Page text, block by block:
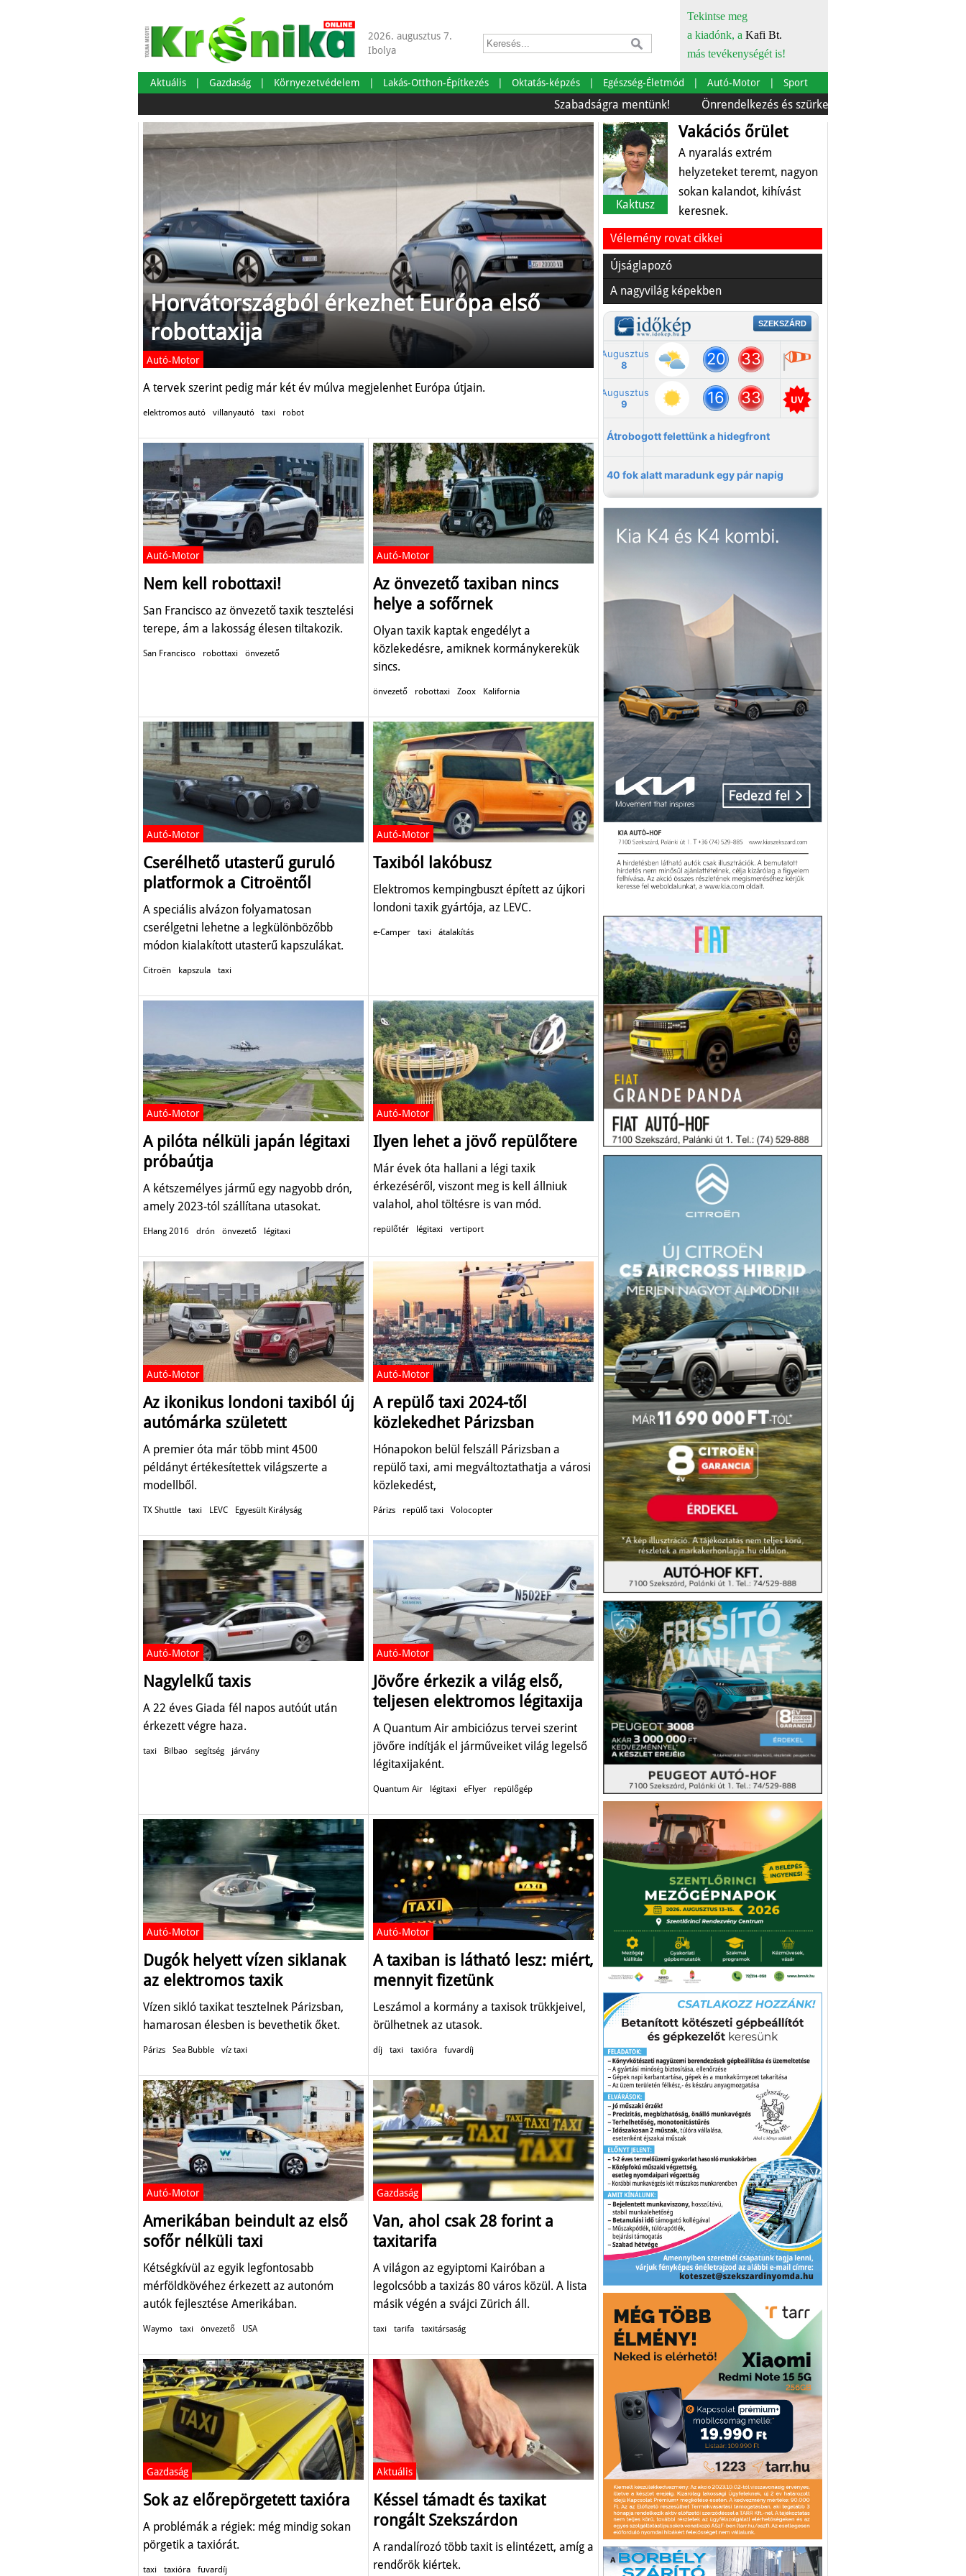
2026. augusztus 7.
Ibolya
Tekintse meg
a kiadónk, a Kafi Bt.
más tevékenységét is!
Aktuális Gazdaság Környezetvédelem Lakás-Otthon-Építkezés Oktatás-képzés Egészség-Életmód Autó-Motor Sport
Szabadságra mentünk! Önrendelkezés és szürkebarát
Horvátországból érkezhet Európa első
robottaxija
Autó-Motor
A tervek szerint pedig már két év múlva megjelenhet Európa útjain.
elektromos autó villanyautó taxi robot
Autó-Motor
Nem kell robottaxi!
San Francisco az önvezető taxik tesztelési
terepe, ám a lakosság élesen tiltakozik.
San Francisco robottaxi önvezető
Autó-Motor
Az önvezető taxiban nincs
helye a sofőrnek
Olyan taxik kaptak engedélyt a
közlekedésre, amiknek kormánykerekük
sincs.
önvezető robottaxi Zoox Kalifornia
Autó-Motor
Cserélhető utasterű guruló
platformok a Citroëntől
A speciális alvázon folyamatosan
cserélgetni lehetne a legkülönbözőbb
módon kialakított utasterű kapszulákat.
Citroën kapszula taxi
Autó-Motor
Taxiból lakóbusz
Elektromos kempingbuszt épített az újkori
londoni taxik gyártója, az LEVC.
e-Camper taxi átalakítás
Autó-Motor
A pilóta nélküli japán légitaxi
próbaútja
A kétszemélyes jármű egy nagyobb drón,
amely 2023-tól szállítana utasokat.
EHang 2016 drón önvezető légitaxi
Autó-Motor
Ilyen lehet a jövő repülőtere
Már évek óta hallani a légi taxik
érkezéséről, viszont meg is kell állniuk
valahol, ahol töltésre is van mód.
repülőtér légitaxi vertiport
Autó-Motor
Az ikonikus londoni taxiból új
autómárka született
A premier óta már több mint 4500
példányt értékesítettek világszerte a
modellből.
TX Shuttle taxi LEVC Egyesült Királyság
Autó-Motor
A repülő taxi 2024-től
közlekedhet Párizsban
Hónapokon belül felszáll Párizsban a
repülő taxi, ami megváltoztathatja a városi
közlekedést,
Párizs repülő taxi Volocopter
Autó-Motor
Nagylelkű taxis
A 22 éves Giada fél napos autóút után
érkezett végre haza.
taxi Bilbao segítség járvány
Autó-Motor
Jövőre érkezik a világ első,
teljesen elektromos légitaxija
A Quantum Air ambiciózus tervei szerint
jövőre indítják el járműveiket világ legelső
légitaxijaként.
Quantum Air légitaxi eFlyer repülőgép
Autó-Motor
Dugók helyett vízen siklanak
az elektromos taxik
Vízen sikló taxikat tesztelnek Párizsban,
hamarosan élesben is bevethetik őket.
Párizs Sea Bubble víz taxi
Autó-Motor
A taxiban is látható lesz: miért,
mennyit fizetünk
Leszámol a kormány a taxisok trükkjeivel,
örülhetnek az utasok.
díj taxi taxióra fuvardíj
Autó-Motor
Amerikában beindult az első
sofőr nélküli taxi
Kétségkívül az egyik legfontosabb
mérföldkövéhez érkezett az autonóm
autók fejlesztése Amerikában.
Waymo taxi önvezető USA
Gazdaság
Van, ahol csak 28 forint a
taxitarifa
A világon az egyiptomi Kairóban a
legolcsóbb a taxizás 80 város közül. A lista
másik végén a svájci Zürich áll.
taxi tarifa taxitársaság
Gazdaság
Sok az előrepörgetett taxióra
A problémák a régiek: még mindig sokan
pörgetik a taxiórát.
taxi taxióra fuvardíj
Aktuális
Késsel támadt és taxikat
rongált Szekszárdon
A randalírozó több taxit is elintézett, amíg a
rendőrök kiértek.
Kaktusz
Vakációs őrület
A nyaralás extrém
helyzeteket teremt, nagyon
sokan kalandot, kihívást
keresnek.
Vélemény rovat cikkei
Újságlapozó
A nagyvilág képekben